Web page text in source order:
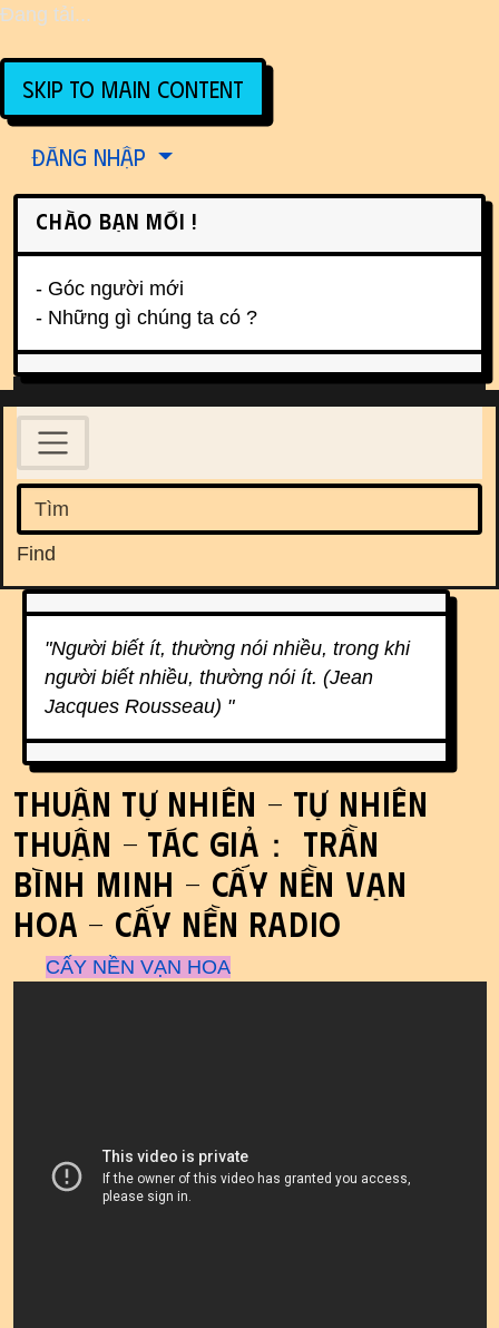
Đang tải...
Skip to main content
Site identity, navigation, etc.
Đăng nhập
Chào bạn mới !
- Góc người mới
- Những gì chúng ta có ?
Navigation and related
Find
Related content
"Người biết ít, thường nói nhiều, trong khi
người biết nhiều, thường nói ít. (Jean
Jacques Rousseau) "
THUẬN TỰ NHIÊN - TỰ NHIÊN
THUẬN - Tác giả： Trần
Bình Minh - Cấy Nền Vạn
Hoa - Cấy Nền Radio
CẤY NỀN VẠN HOA